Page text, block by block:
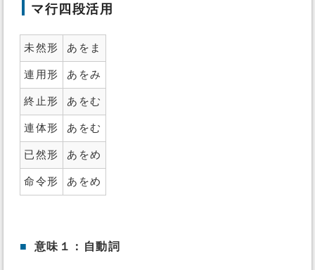
マ行四段活用
未然形 あをま
連用形 あをみ
終止形 あをむ
連体形 あをむ
已然形 あをめ
命令形 あをめ
■ 意味１：自動詞